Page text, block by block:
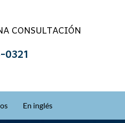
CONSULTACIÓN
En inglés